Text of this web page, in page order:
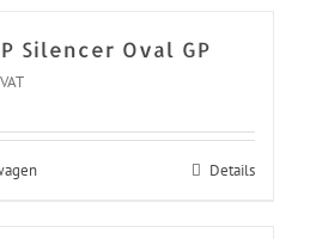
Silencer Oval GP
Details